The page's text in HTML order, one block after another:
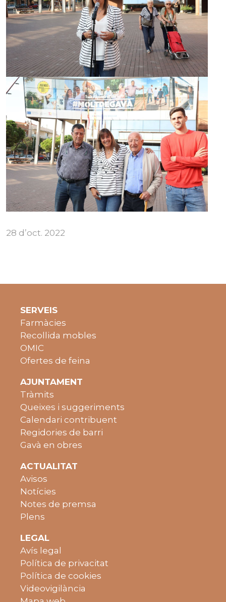
28 d’oct. 2022
SERVEIS
Farmàcies
Recollida mobles
OMIC
Ofertes de feina
AJUNTAMENT
Tràmits
Queixes i suggeriments
Calendari contribuent
Regidories de barri
Gavà en obres
ACTUALITAT
Avisos
Notícies
Notes de premsa
Plens
LEGAL
Avís legal
Política de privacitat
Política de cookies
Videovigilància